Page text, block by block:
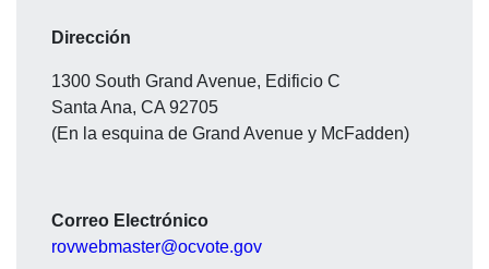
Dirección
1300 South Grand Avenue, Edificio C
Santa Ana, CA 92705
(En la esquina de Grand Avenue y McFadden)
Correo Electrónico
rovwebmaster@ocvote.gov